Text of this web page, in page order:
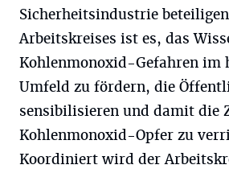
Sicherheitsindustrie
Arbeitskreises ist es, das
Kohlenmonoxid-Gefahren im
Umfeld zu fördern, die
sensibilisieren und damit die
Kohlenmonoxid-Opfer zu
Koordiniert wird der